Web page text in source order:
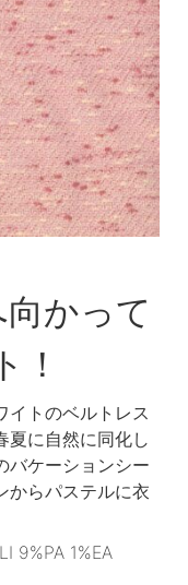
かって
！
イトのベルトレス
夏に自然に同化し
バケーションシー
からパステルに衣
9%PA 1%EA